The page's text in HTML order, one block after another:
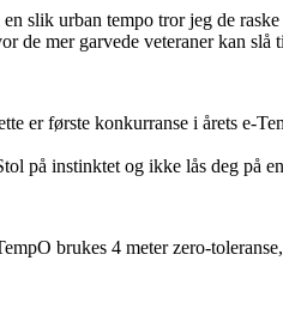
slik urban tempo tror jeg de
de mer garvede veteraner kan
er første konkurranse i årets e-
på instinktet og ikke lås deg på
brukes 4 meter zero-